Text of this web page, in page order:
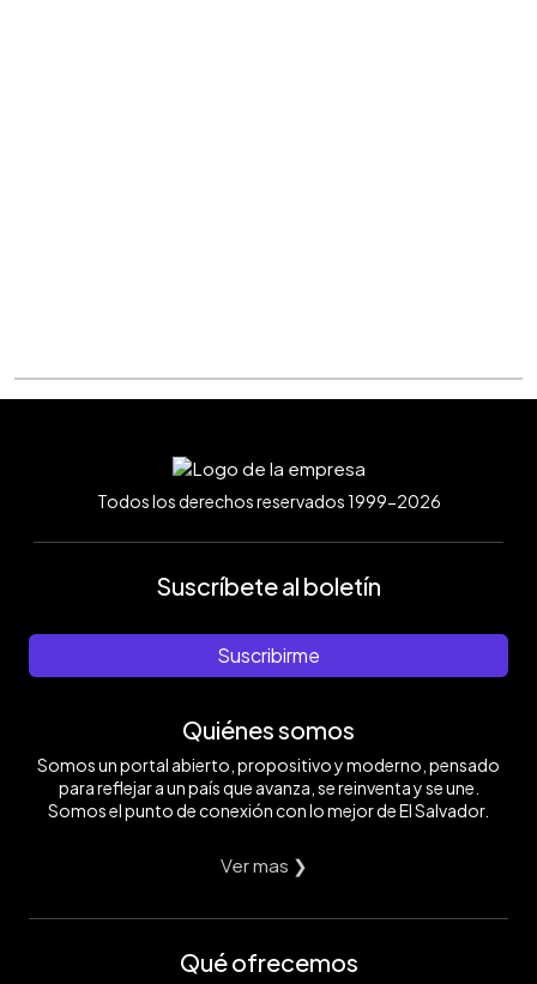
Todos los derechos reservados 1999-2026
Suscríbete al boletín
Suscribirme
Quiénes somos
Somos un portal abierto, propositivo y moderno, pensado
para reflejar a un país que avanza, se reinventa y se une.
Somos el punto de conexión con lo mejor de El Salvador.
Ver mas ❯
Qué ofrecemos